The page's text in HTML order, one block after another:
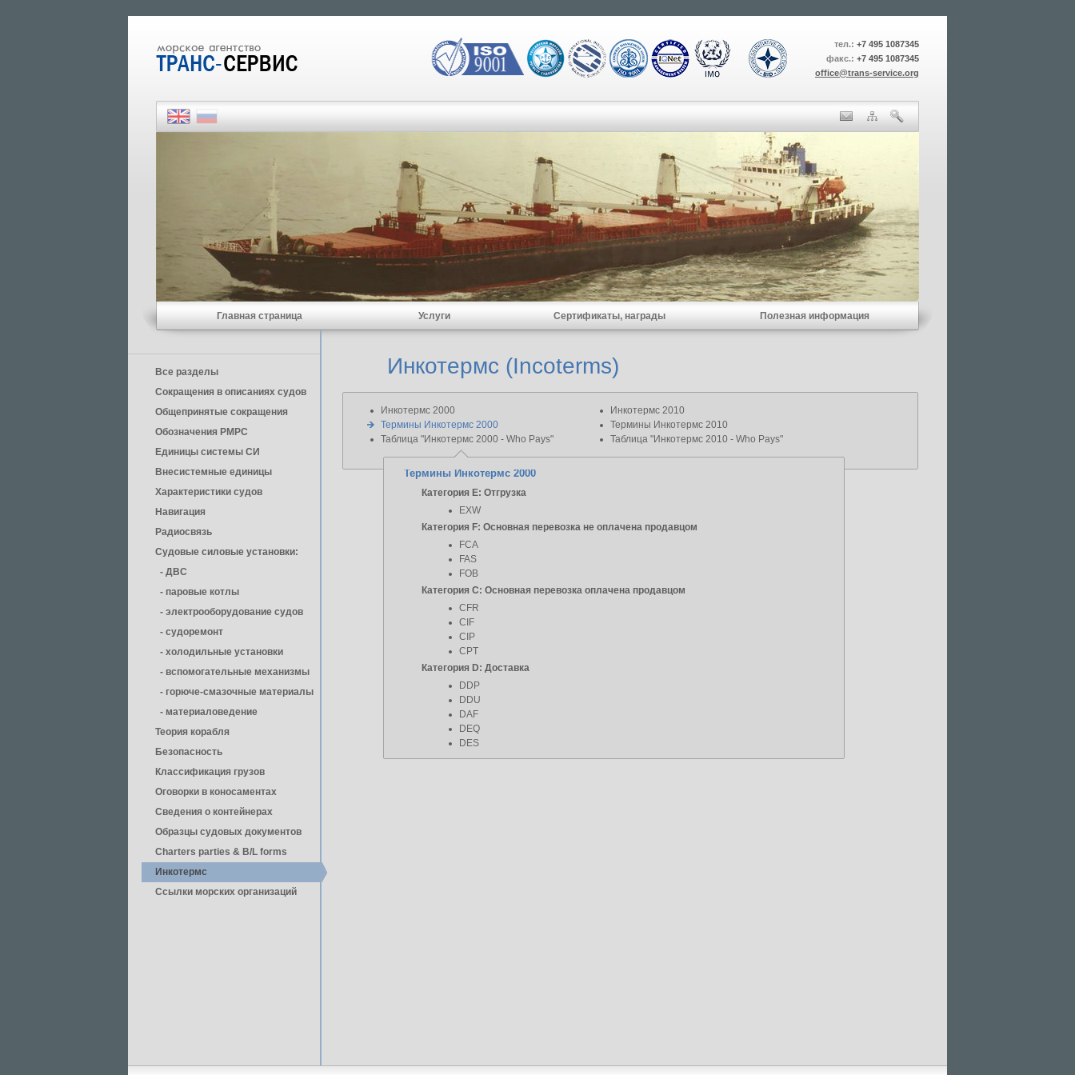
тел.: +7 495 1087345
факс.: +7 495 1087345
office@trans-service.org
Главная страница Услуги Сертификаты, награды Полезная информация
Все разделы
Сокращения в описаниях судов
Общепринятые сокращения
Обозначения РМРС
Единицы cистемы СИ
Внесистемные единицы
Характеристики судов
Навигация
Радиосвязь
Судовые силовые установки:
- ДВС
- паровые котлы
- электрооборудование судов
- cудоремонт
- холодильные установки
- вспомогательные механизмы
- горюче-смазочные материалы
- материаловедение
Теория корабля
Безопасность
Классификация грузов
Оговорки в коносаментах
Сведения о контейнерах
Образцы судовых документов
Charters parties & B/L forms
Инкотермс
Ссылки морских организаций
Инкотермс (Incoterms)
Инкотермс 2000
Термины Инкотермс 2000
Таблица "Инкотермс 2000 - Who Pays"
Инкотермс 2010
Термины Инкотермс 2010
Таблица "Инкотермс 2010 - Who Pays"
Термины Инкотермс 2000
Категория E: Отгрузка
EXW
Категория F: Основная перевозка не оплачена продавцом
FCA
FAS
FOB
Категория C: Основная перевозка оплачена продавцом
CFR
CIF
CIP
CPT
Категория D: Доставка
DDP
DDU
DAF
DEQ
DES